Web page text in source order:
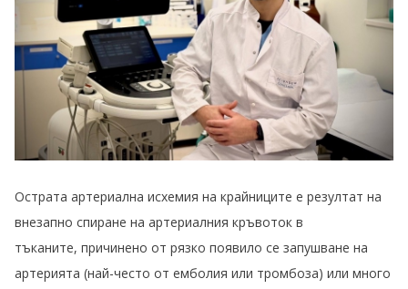
Острата артериална исхемия на крайниците е резултат на
внезапно спиране на артериалния кръвоток в
тъканите, причинено от рязко появило се запушване на
артерията (най-често от емболия или тромбоза) или много